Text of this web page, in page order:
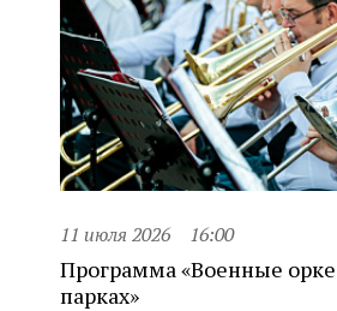
11 июля 2026 16:00
Программа «Военные
парках»